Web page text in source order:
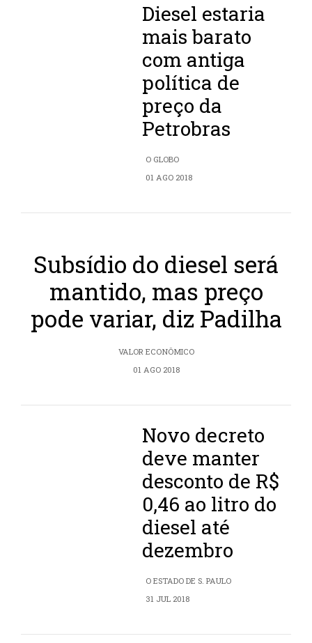
Diesel estaria
mais barato
com antiga
política de
preço da
Petrobras
O GLOBO
01 AGO 2018
Subsídio do diesel será
mantido, mas preço
pode variar, diz Padilha
VALOR ECONÔMICO
01 AGO 2018
Novo decreto
deve manter
desconto de R$
0,46 ao litro do
diesel até
dezembro
O ESTADO DE S. PAULO
31 JUL 2018